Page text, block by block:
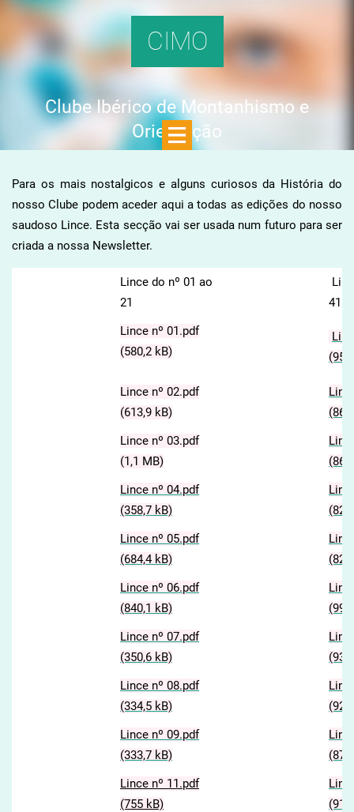
CIMO
Clube Ibérico de Montanhismo e
Orientação
Para os mais nostalgicos e alguns curiosos da História do
nosso Clube podem aceder aqui a todas as edições do nosso
saudoso Lince. Esta secção vai ser usada num futuro para ser
criada a nossa Newsletter.
Lince do nº 01 ao
21
41
Lince nº 01.pdf
(580,2 kB)
Lince nº 02.pdf
(613,9 kB)
Lince nº 03.pdf
(1,1 MB)
Lince nº 04.pdf
(358,7 kB)
Lince nº 05.pdf
(684,4 kB)
Lince nº 06.pdf
(840,1 kB)
Lince nº 07.pdf
(350,6 kB)
Lince nº 08.pdf
(334,5 kB)
Lince nº 09.pdf
(333,7 kB)
Lince nº 11.pdf
(755 kB)